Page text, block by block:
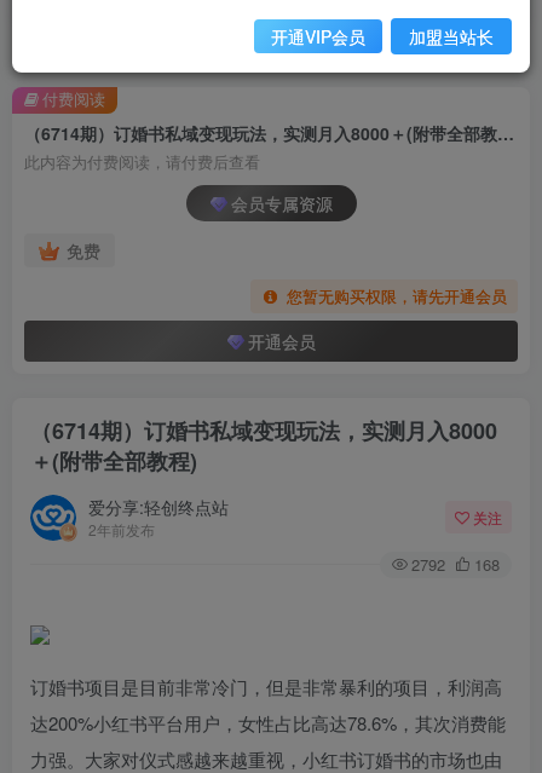
（6714期）订婚书私域变现玩法，实测月入8000＋(附带全部教程)
此内容为付费阅读，请付费后查看
会员专属资源
免费
您暂无购买权限，请先开通会员
开通会员
付费阅读
（6714期）订婚书私域变现玩法，实测月入8000
＋(附带全部教程)
爱分享:轻创终点站
2年前发布
关注
2792 168
订婚书项目是目前非常冷门，但是非常暴利的项目，利润高
达200%小红书平台用户，女性占比高达78.6%，其次消费能
力强。大家对仪式感越来越重视，小红书订婚书的市场也由
开通VIP会员 加盟当站长